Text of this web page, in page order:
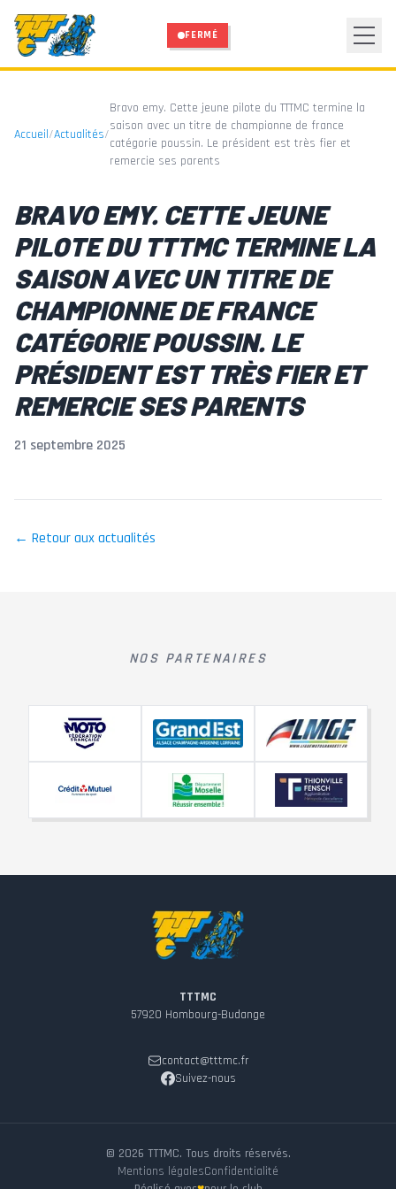
FERMÉ
Accueil/Actualités/
Bravo emy. Cette jeune pilote du TTTMC termine la
saison avec un titre de championne de france
catégorie poussin. Le président est très fier et
remercie ses parents
BRAVO EMY. CETTE JEUNE
PILOTE DU TTTMC TERMINE LA
SAISON AVEC UN TITRE DE
CHAMPIONNE DE FRANCE
CATÉGORIE POUSSIN. LE
PRÉSIDENT EST TRÈS FIER ET
REMERCIE SES PARENTS
21 septembre 2025
← Retour aux actualités
NOS PARTENAIRES
TTTMC
57920 Hombourg-Budange
contact@tttmc.fr
Suivez-nous
© 2026 TTTMC. Tous droits réservés.
Mentions légalesConfidentialité